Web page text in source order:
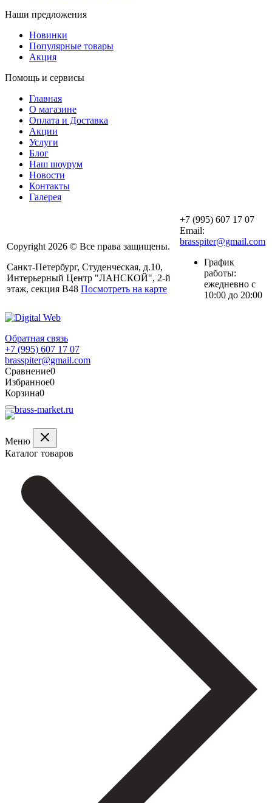
Наши предложения
Новинки
Популярные товары
Акция
Помощь и сервисы
Главная
О магазине
Оплата и Доставка
Акции
Услуги
Блог
Наш шоурум
Новости
Контакты
Галерея
Copyright 2026 © Все права защищены.
Санкт-Петербург, Студенческая, д.10,
Интерьерный Центр "ЛАНСКОЙ", 2-й
этаж, секция В48 Посмотреть на карте
+7 (995) 607 17 07
Email:
brasspiter@gmail.com
График
работы:
ежедневно с
10:00 до 20:00
Обратная связь
+7 (995) 607 17 07
brasspiter@gmail.com
Сравнение0
Избранное0
Корзина0
Меню
Каталог товаров